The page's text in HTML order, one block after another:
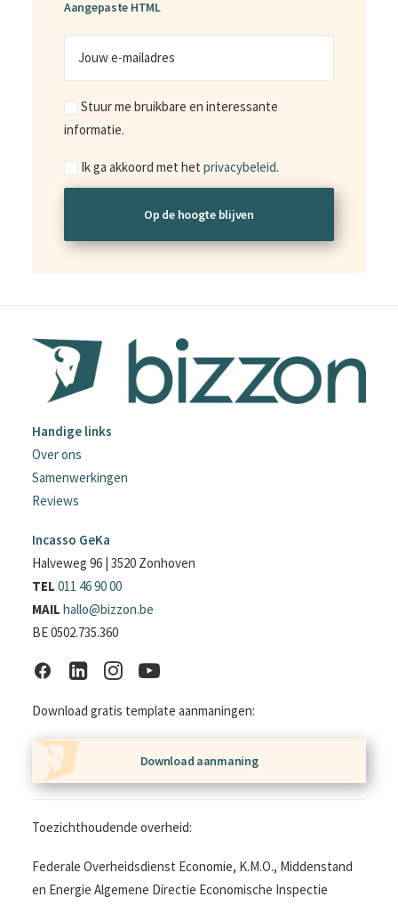
Aangepaste HTML
Marketing
Stuur me bruikbare en interessante
informatie.
Consent
Ik ga akkoord met het privacybeleid.
Handige links
Over ons
Samenwerkingen
Reviews
Incasso GeKa
Halveweg 96 | 3520 Zonhoven
TEL 011 46 90 00
MAIL hallo@bizzon.be
BE 0502.735.360
Download gratis template aanmaningen:
Download aanmaning
Toezichthoudende overheid:
Federale Overheidsdienst Economie, K.M.O., Middenstand
en Energie Algemene Directie Economische Inspectie